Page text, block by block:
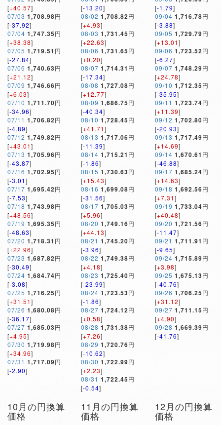
[+40.57]
07/03 1,708.98円
[-37.92]
07/04 1,747.35円
[+38.38]
07/05 1,719.51 円
[-27.84]
07/06 1,740.63円
[+21.12]
07/09 1,746.66円
[+6.03]
07/10 1,711.70円
[-34.96]
07/11 1,706.82円
[-4.89]
07/12 1,749.82円
[+43.01]
07/13 1,705.96円
[-43.87]
07/16 1,702.95円
[-3.01]
07/17 1,695.42円
[-7.53]
07/18 1,743.98円
[+48.56]
07/19 1,695.35円
[-48.63]
07/20 1,718.31 円
[+22.96]
07/23 1,687.82円
[-30.49]
07/24 1,684.74円
[-3.08]
07/25 1,716.25円
[+31.51]
07/26 1,680.08円
[-36.17]
07/27 1,685.03円
[+4.95]
07/30 1,719.98円
[+34.96]
07/31 1,717.09円
[-2.90]
[-13.20]
08/02 1,708.82円
[+4.93]
08/03 1,731.45円
[+22.63]
08/06 1,731.65円
[+0.20]
08/07 1,714.31 円
[-17.34]
08/08 1,727.08円
[+12.77]
08/09 1,686.75円
[-40.34]
08/10 1,728.45円
[+41.71]
08/13 1,717.06円
[-11.39]
08/14 1,715.21 円
[-1.86]
08/15 1,730.63円
[+15.43]
08/16 1,699.08円
[-31.56]
08/17 1,705.03円
[+5.96]
08/20 1,749.16円
[+44.13]
08/21 1,745.20円
[-3.96]
08/22 1,749.38円
[+4.18]
08/23 1,725.40円
[-23.99]
08/24 1,723.53円
[-1.86]
08/27 1,724.12円
[+0.58]
08/28 1,731.38円
[+7.26]
08/29 1,720.76円
[-10.62]
08/30 1,722.99円
[+2.23]
08/31 1,722.45円
[-0.54]
[-1.79]
09/04 1,716.78円
[-3.88]
09/05 1,729.79円
[+13.01]
09/06 1,723.52円
[-6.27]
09/07 1,748.29円
[+24.78]
09/10 1,712.35円
[-35.95]
09/11 1,723.74円
[+11.39]
09/12 1,702.80円
[-20.93]
09/13 1,717.49円
[+14.69]
09/14 1,670.61 円
[-46.88]
09/17 1,685.24円
[+14.63]
09/18 1,692.56円
[+7.31]
09/19 1,733.04円
[+40.48]
09/20 1,721.56円
[-11.47]
09/21 1,711.91 円
[-9.65]
09/24 1,715.89円
[+3.98]
09/25 1,675.13円
[-40.76]
09/26 1,706.25円
[+31.12]
09/27 1,711.15円
[+4.90]
09/28 1,669.39円
[-41.76]
10月の円換算
価格
11月の円換算
価格
12月の円換算
価格